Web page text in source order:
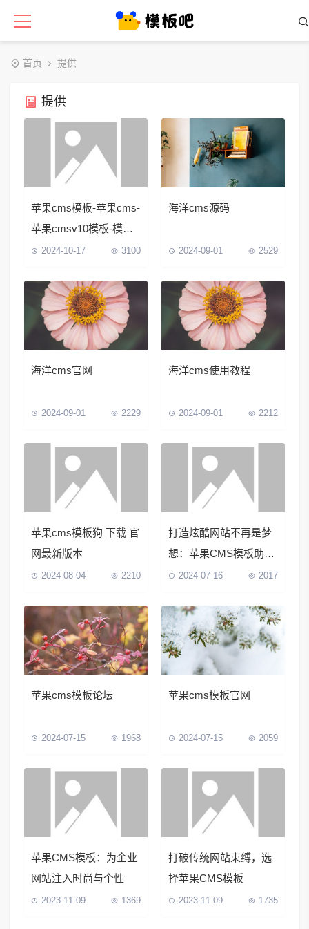
首页 提供
提供
苹果cms模板-苹果cms-
苹果cmsv10模板-模板
狗 2024-10-17 3100
海洋cms源码
2024-09-01 2529
海洋cms官网
2024-09-01 2229
海洋cms使用教程
2024-09-01 2212
苹果cms模板狗 下载 官
网最新版本
2024-08-04 2210
打造炫酷网站不再是梦
想：苹果CMS模板助您
一键实现
2024-07-16 2017
苹果cms模板论坛
2024-07-15 1968
苹果cms模板官网
2024-07-15 2059
苹果CMS模板：为企业
网站注入时尚与个性
2023-11-09 1369
打破传统网站束缚，选
择苹果CMS模板
2023-11-09 1735